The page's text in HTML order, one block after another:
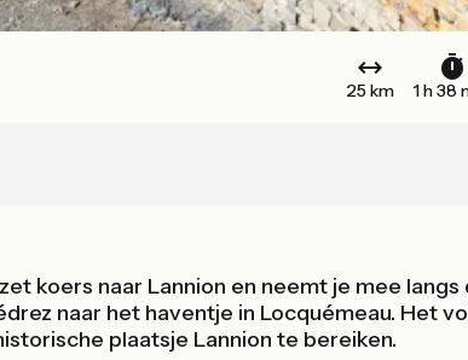
25 km 1 h 38
koers naar Lannion en neemt je mee
naar het haventje in Locquémeau. Het
plaatsje Lannion te bereiken.